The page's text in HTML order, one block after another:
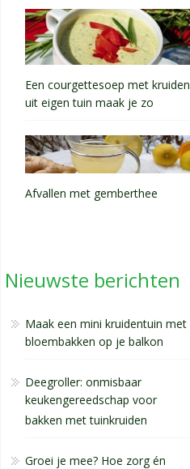
Een courgettesoep met kruiden
uit eigen tuin maak je zo
Afvallen met gemberthee
Nieuwste berichten
Maak een mini kruidentuin met
bloembakken op je balkon
Deegroller: onmisbaar
keukengereedschap voor
bakken met tuinkruiden
Groei je mee? Hoe zorg én